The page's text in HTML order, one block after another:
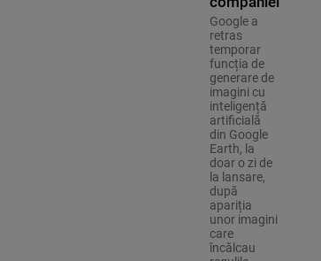
Google a
retras
temporar
funcția de
generare de
imagini cu
inteligență
artificială
din Google
Earth, la
doar o zi de
la lansare,
după
apariția
unor imagini
care
încălcau